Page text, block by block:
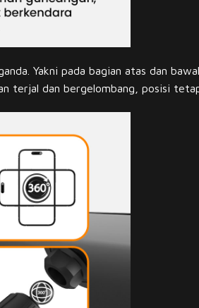
Yakni pada bagian atas dan
terjal dan bergelombang, posisi